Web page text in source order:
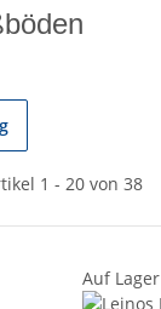
1 - 20 von 38
Auf Lager